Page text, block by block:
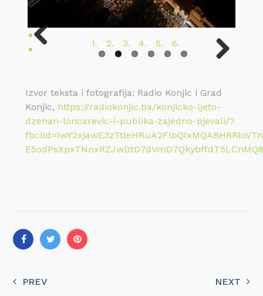
Izvor teksta i fotografija: Radio Konjic i Grad
Konjic, https://radiokonjic.ba/konjicko-ljeto-
dzenan-loncarevic-i-publika-zajedno-pjevali/?
PREV NEXT